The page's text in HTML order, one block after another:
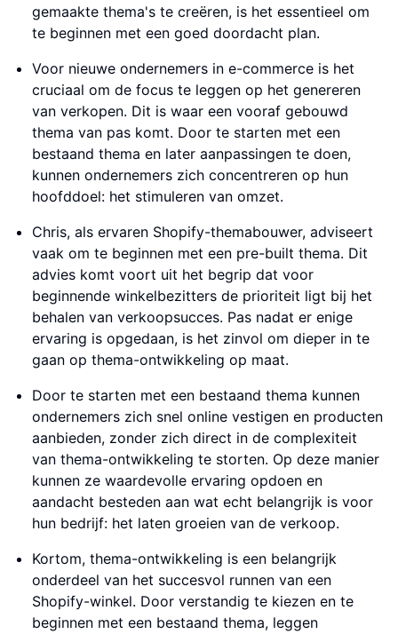
gemaakte thema's te creëren, is het essentieel om
te beginnen met een goed doordacht plan.
Voor nieuwe ondernemers in e-commerce is het
cruciaal om de focus te leggen op het genereren
van verkopen. Dit is waar een vooraf gebouwd
thema van pas komt. Door te starten met een
bestaand thema en later aanpassingen te doen,
kunnen ondernemers zich concentreren op hun
hoofddoel: het stimuleren van omzet.
Chris, als ervaren Shopify-themabouwer, adviseert
vaak om te beginnen met een pre-built thema. Dit
advies komt voort uit het begrip dat voor
beginnende winkelbezitters de prioriteit ligt bij het
behalen van verkoopsucces. Pas nadat er enige
ervaring is opgedaan, is het zinvol om dieper in te
gaan op thema-ontwikkeling op maat.
Door te starten met een bestaand thema kunnen
ondernemers zich snel online vestigen en producten
aanbieden, zonder zich direct in de complexiteit
van thema-ontwikkeling te storten. Op deze manier
kunnen ze waardevolle ervaring opdoen en
aandacht besteden aan wat echt belangrijk is voor
hun bedrijf: het laten groeien van de verkoop.
Kortom, thema-ontwikkeling is een belangrijk
onderdeel van het succesvol runnen van een
Shopify-winkel. Door verstandig te kiezen en te
beginnen met een bestaand thema, leggen